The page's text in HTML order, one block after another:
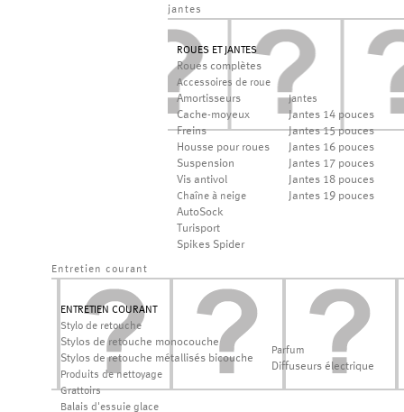
jantes
ROUES ET JANTES
Roues complètes
Accessoires de roue
Amortisseurs
Cache-moyeux
Freins
Housse pour roues
Suspension
Vis antivol
Chaîne à neige
AutoSock
Turisport
Spikes Spider
Jantes
Jantes 14 pouces
Jantes 15 pouces
Jantes 16 pouces
Jantes 17 pouces
Jantes 18 pouces
Jantes 19 pouces
Entretien courant
ENTRETIEN COURANT
Stylo de retouche
Stylos de retouche monocouche
Stylos de retouche métallisés bicouche
Produits de nettoyage
Grattoirs
Balais d'essuie glace
Parfum
Diffuseurs électrique